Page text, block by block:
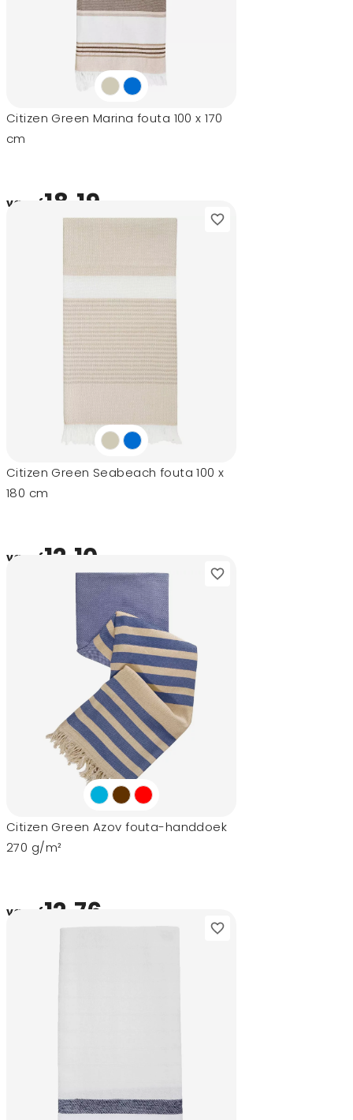
Citizen Green Marina fouta 100 x 170
cm
vanaf18,19
Citizen Green Seabeach fouta 100 x
180 cm
vanaf12,10
Citizen Green Azov fouta-handdoek
270 g/m²
vanaf12,76